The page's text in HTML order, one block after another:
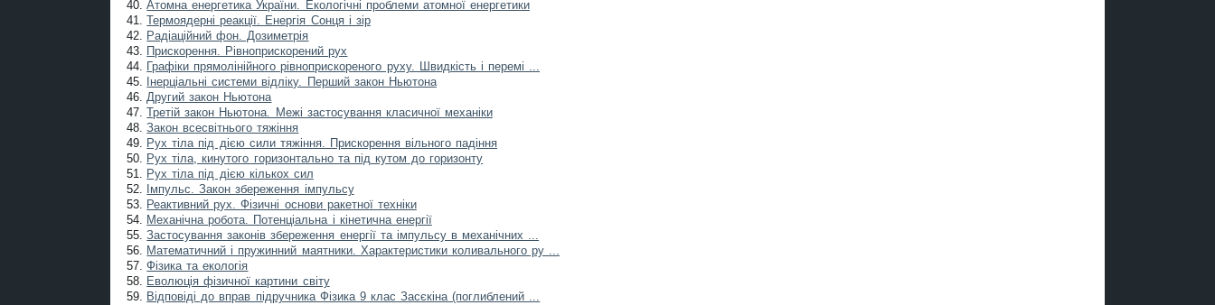
Атомна енергетика України. Екологічні проблеми атомної енергетики
Термоядерні реакції. Енергія Сонця і зір
Радіаційний фон. Дозиметрія
Прискорення. Рівноприскорений рух
Графіки прямолінійного рівноприскореного руху. Швидкість і перемі ...
Інерціальні системи відліку. Перший закон Ньютона
Другий закон Ньютона
Третій закон Ньютона. Межі застосування класичної механіки
Закон всесвітнього тяжіння
Рух тіла під дією сили тяжіння. Прискорення вільного падіння
Рух тіла, кинутого горизонтально та під кутом до горизонту
Рух тіла під дією кількох сил
Імпульс. Закон збереження імпульсу
Реактивний рух. Фізичні основи ракетної техніки
Механічна робота. Потенціальна і кінетична енергії
Застосування законів збереження енергії та імпульсу в механічних ...
Математичний і пружинний маятники. Характеристики коливального ру ...
Фізика та екологія
Еволюція фізичної картини світу
Відповіді до вправ підручника Фізика 9 клас Засєкіна (поглиблений ...